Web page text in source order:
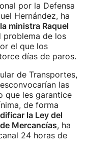
por la Defensa
Hernández, ha
ministra Raquel
problema de los
el que los
días de paros.
de Transportes,
las
que les garantice
de forma
la Ley del
Mercancías, ha
24 horas de